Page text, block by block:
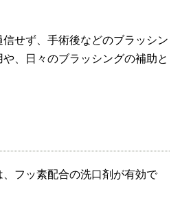
せず、手術後などのブラッシン
、日々のブラッシングの補助と
フッ素配合の洗口剤が有効で